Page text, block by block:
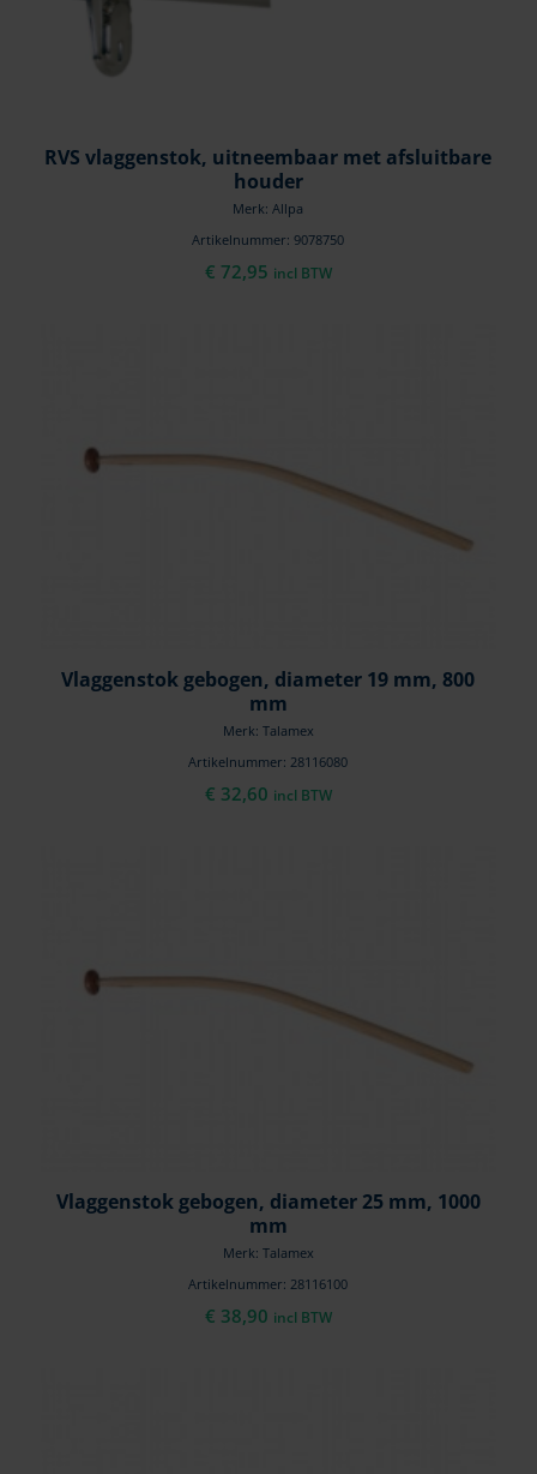
RVS vlaggenstok, uitneembaar met afsluitbare
houder
Merk: Allpa
Artikelnummer: 9078750
€ 72,95 incl BTW
Vlaggenstok gebogen, diameter 19 mm, 800
mm
Merk: Talamex
Artikelnummer: 28116080
€ 32,60 incl BTW
Vlaggenstok gebogen, diameter 25 mm, 1000
mm
Merk: Talamex
Artikelnummer: 28116100
€ 38,90 incl BTW